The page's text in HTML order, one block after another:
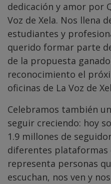
dedicación y amor por
Voz de Xela. Nos llena
estudiantes y
querido formar parte
de la propuesta
reconocimiento el
oficinas de La Voz de
Celebramos también
seguir creciendo: hoy
1.9 millones de
diferentes plataformas
representa personas
escuchan, nos ven y